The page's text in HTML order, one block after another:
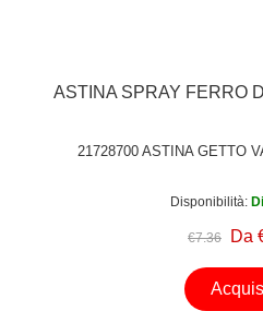
ASTINA SPRAY FERRO
21728700 ASTINA GETTO
Disponibilità:
€7.36 Da